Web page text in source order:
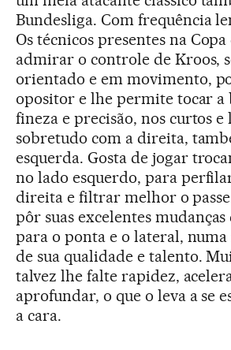
Bundesliga. Com frequência
Os técnicos presentes na
admirar o controle de Kroos,
orientado e em movimento,
opositor e lhe permite tocar a
fineza e precisão, nos curtos e
sobretudo com a direita,
esquerda. Gosta de jogar
no lado esquerdo, para
direita e filtrar melhor o
pôr suas excelentes
para o ponta e o lateral,
de sua qualidade e talento.
talvez lhe falte rapidez,
aprofundar, o que o leva a se
a cara.